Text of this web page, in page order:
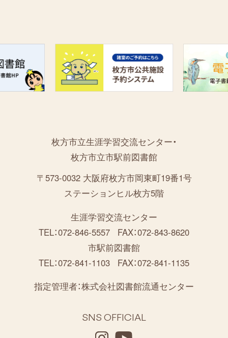
枚方市立生涯学習交流センター・
枚方市立市駅前図書館
〒573-0032 大阪府枚方市岡東町19番1号
ステーションヒル枚方5階
生涯学習交流センター
TEL：072-846-5557
FAX：072-843-8620
市駅前図書館
TEL：072-841-1103
FAX：072-841-1135
指定管理者：株式会社図書館流通センター
SNS OFFICIAL